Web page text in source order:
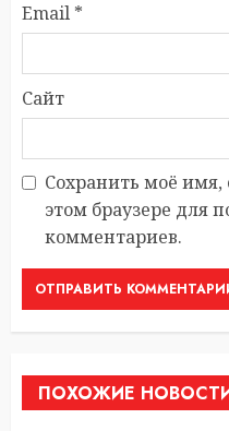
Email *
Сайт
Сохранить моё имя,
этом браузере для
комментариев.
ПОХОЖИЕ